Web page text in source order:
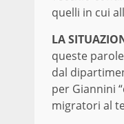
quelli in cui
LA
queste
dal
per Giannini
migratori al